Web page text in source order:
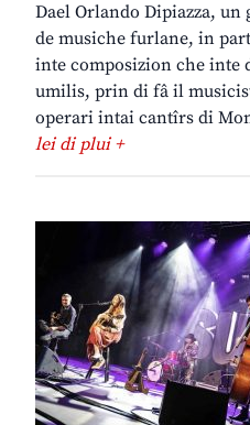
Dael Orlando Dipiazza,
de musiche furlane, in
inte composizion che inte
umilis, prin di fâ il
operari intai cantîrs di
lei di plui +